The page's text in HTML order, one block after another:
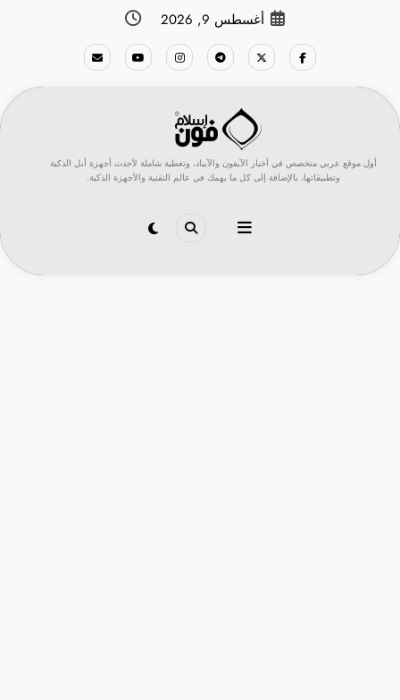
أغسطس 9, 2026
أول موقع عربي متخصص في أخبار الآيفون والآيباد، وتغطية شاملة لأحدث أجهزة أبل الذكية
وتطبيقاتها، بالإضافة إلى كل ما يهمك في عالم التقنية والأجهزة الذكية.